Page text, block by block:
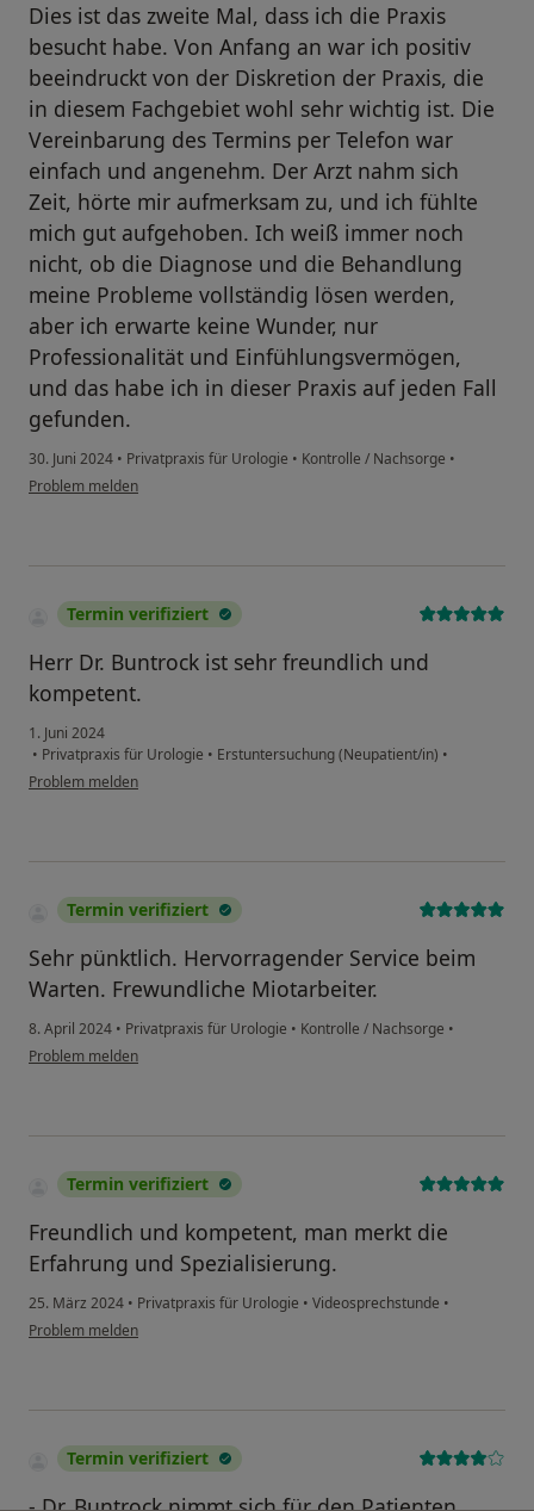
Dies ist das zweite Mal, dass ich die Praxis
besucht habe. Von Anfang an war ich positiv
beeindruckt von der Diskretion der Praxis, die
in diesem Fachgebiet wohl sehr wichtig ist. Die
Vereinbarung des Termins per Telefon war
einfach und angenehm. Der Arzt nahm sich
Zeit, hörte mir aufmerksam zu, und ich fühlte
mich gut aufgehoben. Ich weiß immer noch
nicht, ob die Diagnose und die Behandlung
meine Probleme vollständig lösen werden,
aber ich erwarte keine Wunder, nur
Professionalität und Einfühlungsvermögen,
und das habe ich in dieser Praxis auf jeden Fall
gefunden.
30. Juni 2024 • Privatpraxis für Urologie • Kontrolle / Nachsorge •
Problem melden
Termin verifiziert
Herr Dr. Buntrock ist sehr freundlich und
kompetent.
1. Juni 2024
• Privatpraxis für Urologie • Erstuntersuchung (Neupatient/in) •
Problem melden
Termin verifiziert
Sehr pünktlich. Hervorragender Service beim
Warten. Frewundliche Miotarbeiter.
8. April 2024 • Privatpraxis für Urologie • Kontrolle / Nachsorge •
Problem melden
Termin verifiziert
Freundlich und kompetent, man merkt die
Erfahrung und Spezialisierung.
25. März 2024 • Privatpraxis für Urologie • Videosprechstunde •
Problem melden
Termin verifiziert